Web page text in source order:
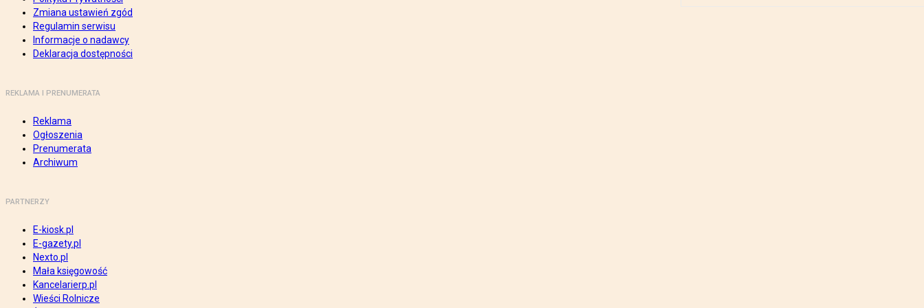
Zmiana ustawień zgód
Regulamin serwisu
Informacje o nadawcy
Deklaracja dostępności
REKLAMA I PRENUMERATA
Reklama
Ogłoszenia
Prenumerata
Archiwum
PARTNERZY
E-kiosk.pl
E-gazety.pl
Nexto.pl
Mała księgowość
Kancelarierp.pl
Wieści Rolnicze